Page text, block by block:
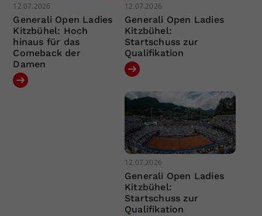
12.07.2026
Generali Open Ladies
Kitzbühel: Hoch
hinaus für das
Comeback der
Damen
12.07.2026
Generali Open Ladies
Kitzbühel:
Startschuss zur
Qualifikation
12.07.2026
Generali Open Ladies
Kitzbühel:
Startschuss zur
Qualifikation